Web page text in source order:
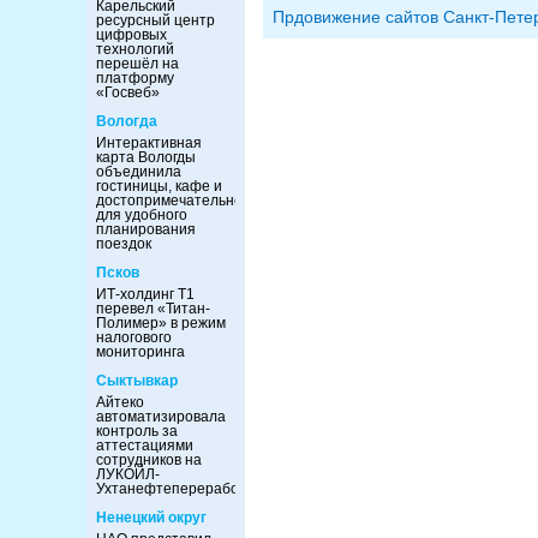
Карельский
ресурсный центр
цифровых
технологий
перешёл на
платформу
«Госвеб»
Вологда
Интерактивная
карта Вологды
объединила
гостиницы, кафе и
достопримечательности
для удобного
планирования
поездок
Псков
ИТ-холдинг Т1
перевел «Титан-
Полимер» в режим
налогового
мониторинга
Сыктывкар
Айтеко
автоматизировала
контроль за
аттестациями
сотрудников на
ЛУКОЙЛ-
Ухтанефтепереработка
Ненецкий округ
Прдовижение сайтов Санкт-